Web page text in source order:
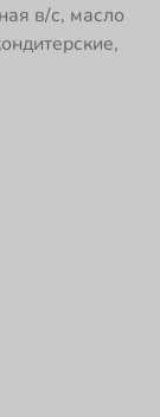
в/с, масло